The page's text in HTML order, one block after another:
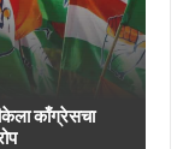
काँग्रेसचा